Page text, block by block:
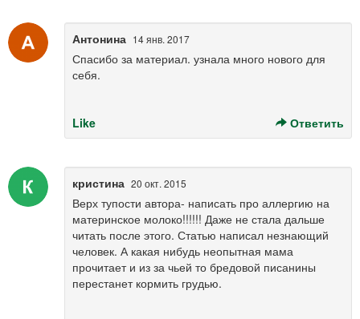
Антонина 14 янв. 2017
Спасибо за материал. узнала много нового для
себя.
Like Ответить
кристина 20 окт. 2015
Верх тупости автора- написать про аллергию на
материнское молоко!!!!!! Даже не стала дальше
читать после этого. Статью написал незнающий
человек. А какая нибудь неопытная мама
прочитает и из за чьей то бредовой писанины
перестанет кормить грудью.